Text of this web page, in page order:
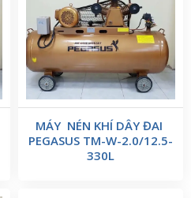
MÁY NÉN KHÍ DÂY ĐAI
PEGASUS TM-W-2.0/12.5-
330L